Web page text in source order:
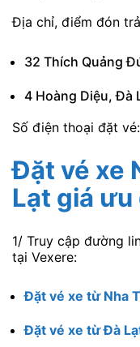
Địa chỉ, điểm đón
32 Thích Quảng
4 Hoàng Diệu, Đà
Số điện thoại đặt
Đặt vé xe
Lạt giá ưu
1/ Truy cập đường
tại Vexere:
Đặt vé xe từ Nha
Đặt vé xe từ Đà